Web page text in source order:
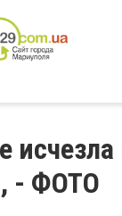
исчезла
- ФОТО